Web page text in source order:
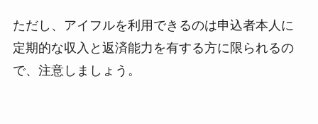
ただし、アイフルを利用できるのは申込者本人に
定期的な収入と返済能力を有する方に限られるの
で、注意しましょう。